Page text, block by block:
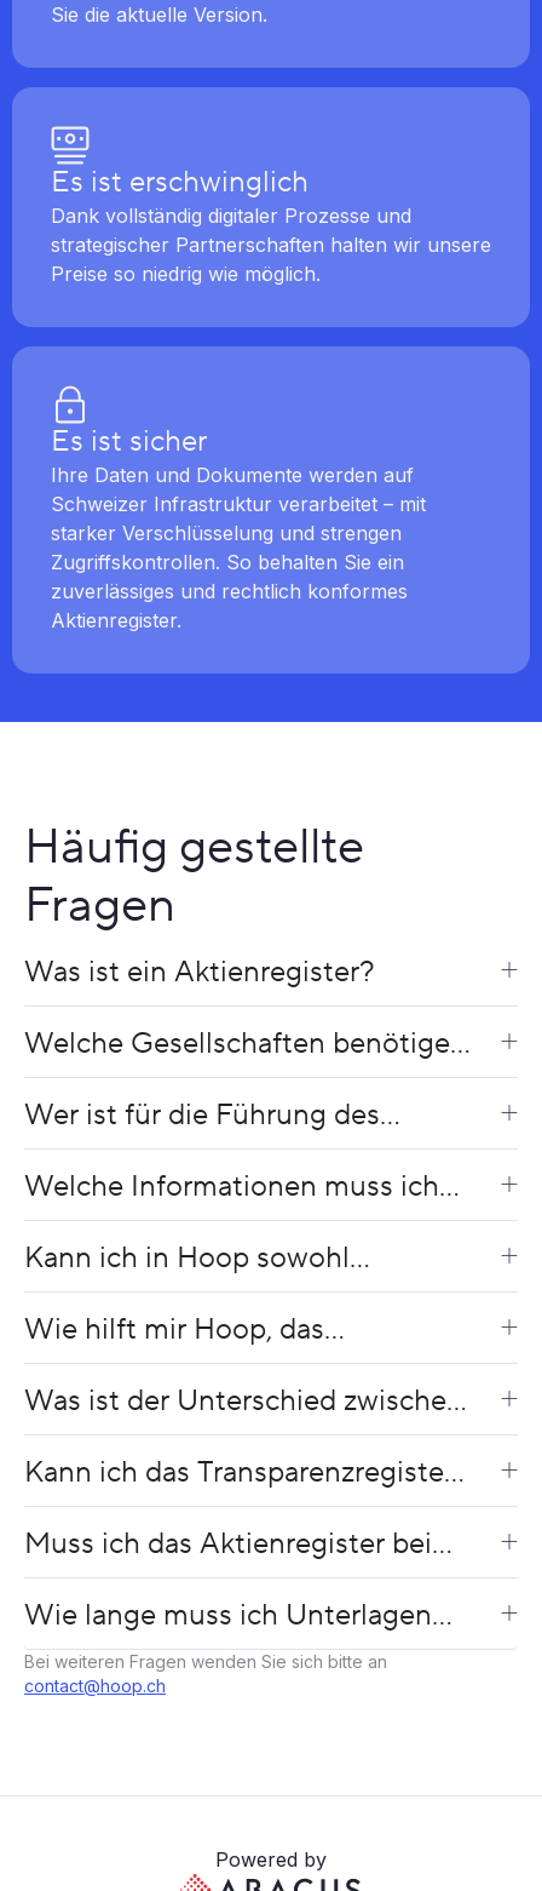
Sie die aktuelle Version.
Es ist erschwinglich
Dank vollständig digitaler Prozesse und
strategischer Partnerschaften halten wir unsere
Preise so niedrig wie möglich.
Es ist sicher
Ihre Daten und Dokumente werden auf
Schweizer Infrastruktur verarbeitet – mit
starker Verschlüsselung und strengen
Zugriffskontrollen. So behalten Sie ein
zuverlässiges und rechtlich konformes
Aktienregister.
Häufig gestellte
Fragen
Was ist ein Aktienregister?
Welche Gesellschaften benötigen
in der Schweiz ein Aktienregister?
Wer ist für die Führung des
Aktienregisters verantwortlich?
Welche Informationen muss ich
für jede Aktionärin / jeden
Aktionär erfassen?
Kann ich in Hoop sowohl
natürliche Personen als auch
juristische Aktionäre verwalten?
Wie hilft mir Hoop, das
Aktienregister aktuell zu halten?
Was ist der Unterschied zwischen
dem Aktienregister und dem
Transparenz‑ bzw. UBO‑Register?
Kann ich das Transparenzregister
am gleichen Ort wie das
Aktienregister verwalten?
Muss ich das Aktienregister bei
einer Behörde einreichen?
Wie lange muss ich Unterlagen
zum Aktienregister aufbewahren?
Bei weiteren Fragen wenden Sie sich bitte an
contact@hoop.ch
Powered by